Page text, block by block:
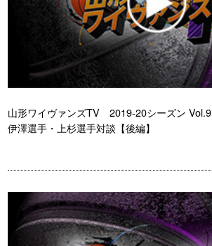
山形ワイヴァンズTV 2019-20シーズン Vol.9
伊澤選手・上杉選手対談【後編】